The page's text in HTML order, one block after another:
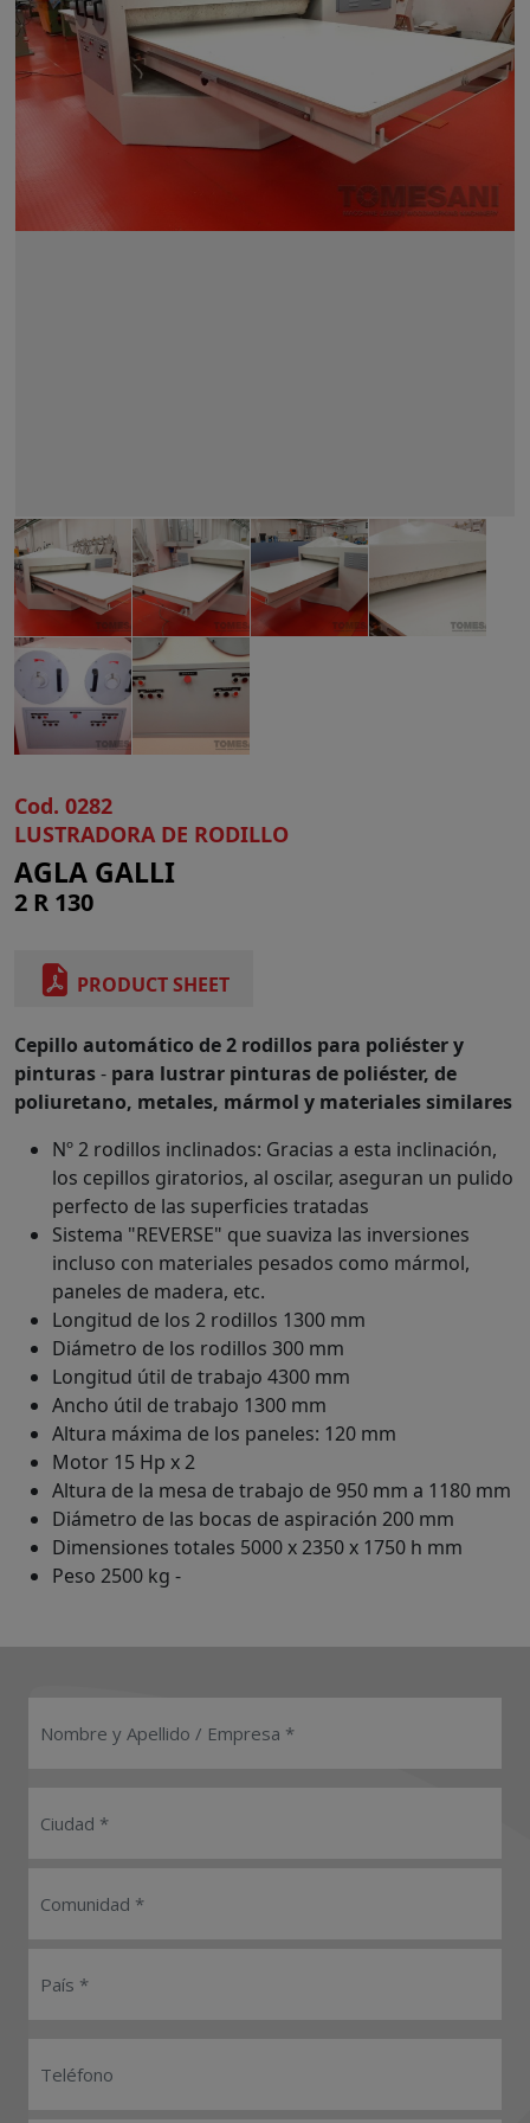
Cod. 0282
LUSTRADORA DE RODILLO
AGLA GALLI
2 R 130
PRODUCT SHEET
Cepillo automático de 2 rodillos para poliéster y
pinturas- para lustrar pinturas de poliéster, de
poliuretano, metales, mármol y materiales similares
Nº 2 rodillos inclinados: Gracias a esta inclinación,
los cepillos giratorios, al oscilar, aseguran un pulido
perfecto de las superficies tratadas
Sistema "REVERSE" que suaviza las inversiones
incluso con materiales pesados como mármol,
paneles de madera, etc.
Longitud de los 2 rodillos 1300 mm
Diámetro de los rodillos 300 mm
Longitud útil de trabajo 4300 mm
Ancho útil de trabajo 1300 mm
Altura máxima de los paneles: 120 mm
Motor 15 Hp x 2
Altura de la mesa de trabajo de 950 mm a 1180 mm
Diámetro de las bocas de aspiración 200 mm
Dimensiones totales 5000 x 2350 x 1750 h mm
Peso 2500 kg -